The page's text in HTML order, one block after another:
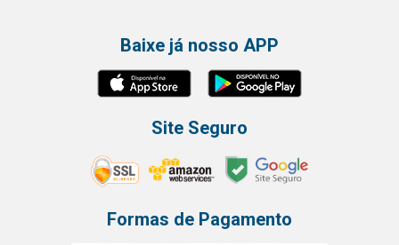
Baixe já nosso APP
Site Seguro
Formas de Pagamento